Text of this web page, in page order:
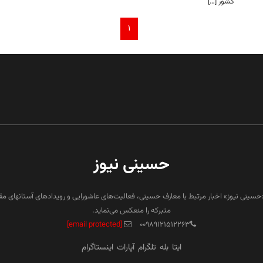
۱
حسینی نیوز
نیوز» اخبار مرتبط با معارف حسینی، فعالیت‌های عاشورایی و رویدادهای
متبرکه را منعکس می‌نماید.
۰۰۹۸۹۱۲۱۵۱۲۲۶۳
[email protected]
ایتا بله تلگرام آپارات اینستاگرام